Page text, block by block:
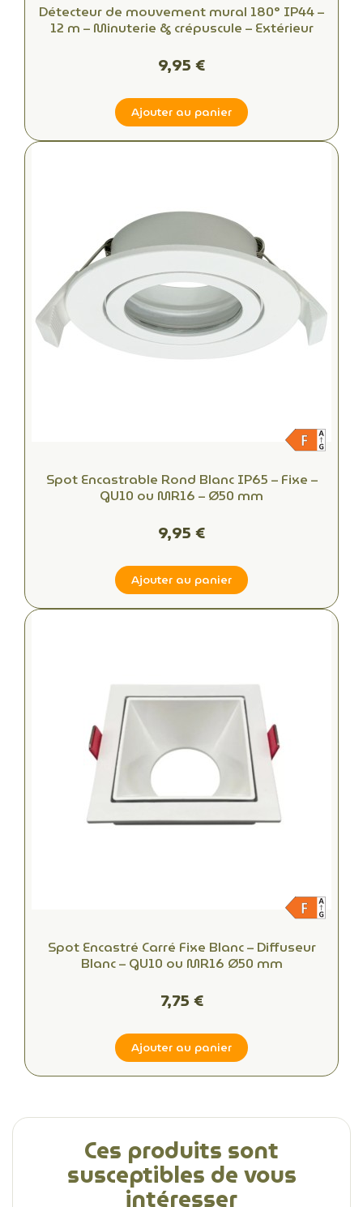
Détecteur de mouvement mural 180° IP44 –
12 m – Minuterie & crépuscule – Extérieur
9,95 €
Ajouter au panier
Spot Encastrable Rond Blanc IP65 – Fixe –
GU10 ou MR16 – Ø50 mm
9,95 €
Ajouter au panier
Spot Encastré Carré Fixe Blanc – Diffuseur
Blanc – GU10 ou MR16 Ø50 mm
7,75 €
Ajouter au panier
Ces produits sont
susceptibles de vous
intéresser